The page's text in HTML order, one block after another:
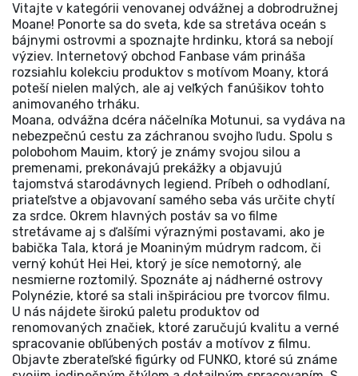
Vitajte v kategórii venovanej odvážnej a dobrodružnej
Moane! Ponorte sa do sveta, kde sa stretáva oceán s
bájnymi ostrovmi a spoznajte hrdinku, ktorá sa nebojí
výziev. Internetový obchod Fanbase vám prináša
rozsiahlu kolekciu produktov s motívom Moany, ktorá
poteší nielen malých, ale aj veľkých fanúšikov tohto
animovaného trháku.
Moana, odvážna dcéra náčelníka Motunui, sa vydáva na
nebezpečnú cestu za záchranou svojho ľudu. Spolu s
polobohom Mauim, ktorý je známy svojou silou a
premenami, prekonávajú prekážky a objavujú
tajomstvá starodávnych legiend. Príbeh o odhodlaní,
priateľstve a objavovaní samého seba vás určite chytí
za srdce. Okrem hlavných postáv sa vo filme
stretávame aj s ďalšími výraznými postavami, ako je
babička Tala, ktorá je Moaniným múdrym radcom, či
verný kohút Hei Hei, ktorý je síce nemotorný, ale
nesmierne roztomilý. Spoznáte aj nádherné ostrovy
Polynézie, ktoré sa stali inšpiráciou pre tvorcov filmu.
U nás nájdete širokú paletu produktov od
renomovaných značiek, ktoré zaručujú kvalitu a verné
spracovanie obľúbených postáv a motívov z filmu.
Objavte zberateľské figúrky od FUNKO, ktoré sú známe